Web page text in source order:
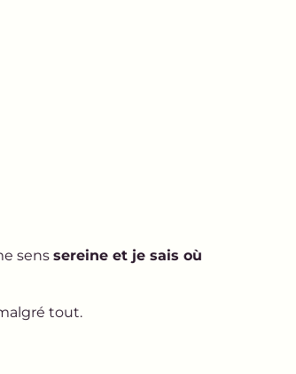
sens sereine et je sais où